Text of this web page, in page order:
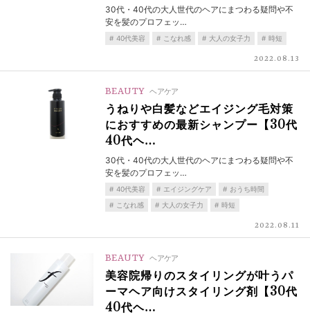
30代・40代の大人世代のヘアにまつわる疑問や不
安を髪のプロフェッ…
40代美容 こなれ感 大人の女子力 時短
2022.08.13
BEAUTY ヘアケア
うねりや白髪などエイジング毛対策
におすすめの最新シャンプー【30代
40代ヘ…
30代・40代の大人世代のヘアにまつわる疑問や不
安を髪のプロフェッ…
40代美容 エイジングケア
おうち時間
こなれ感
大人の女子力 時短
2022.08.11
BEAUTY ヘアケア
美容院帰りのスタイリングが叶うパ
ーマヘア向けスタイリング剤【30代
40代ヘ…